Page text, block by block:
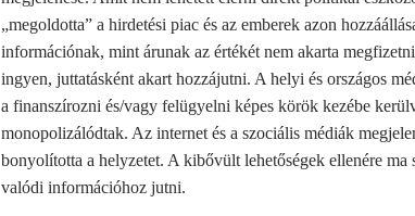
„megoldotta” a hirdetési piac és az emberek azon
információnak, mint árunak az értékét nem akarta
ingyen, juttatásként akart hozzájutni. A helyi és országos
a finanszírozni és/vagy felügyelni képes körök kezébe
monopolizálódtak. Az internet és a szociális médiák
bonyolította a helyzetet. A kibővült lehetőségek ellenére ma
valódi információhoz jutni.